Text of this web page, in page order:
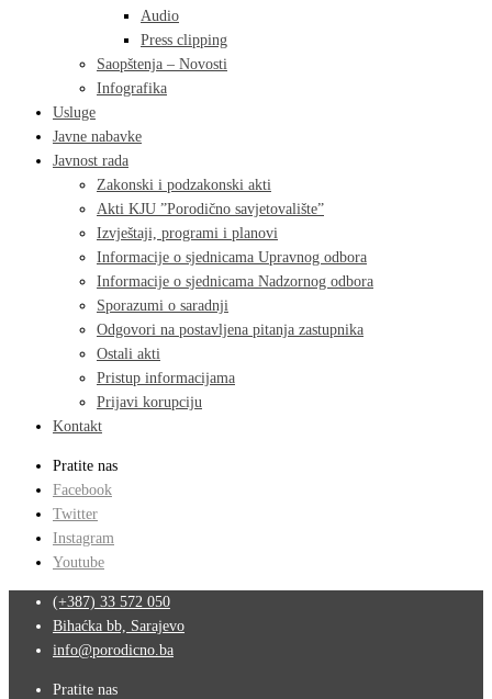
Audio
Press clipping
Saopštenja – Novosti
Infografika
Usluge
Javne nabavke
Javnost rada
Zakonski i podzakonski akti
Akti KJU ”Porodično savjetovalište”
Izvještaji, programi i planovi
Informacije o sjednicama Upravnog odbora
Informacije o sjednicama Nadzornog odbora
Sporazumi o saradnji
Odgovori na postavljena pitanja zastupnika
Ostali akti
Pristup informacijama
Prijavi korupciju
Kontakt
Pratite nas
Facebook
Twitter
Instagram
Youtube
(+387) 33 572 050
Bihaćka bb, Sarajevo
info@porodicno.ba
Pratite nas